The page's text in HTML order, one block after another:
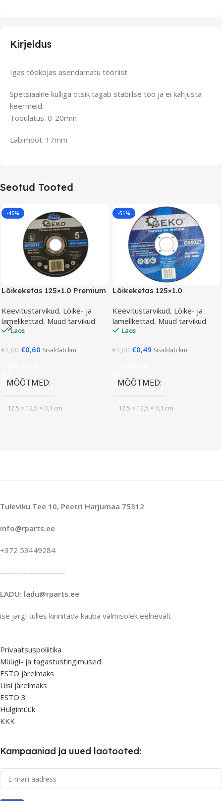
Kirjeldus
Igas töökojas asendamatu tööriist
Spetsiaalne kulliga otsik tagab stabiilse töö ja ei kahjusta
keermeid.
Tööulatus: 0-20mm
Läbimõõt: 17mm
Seotud Tooted
-40%
Lõikeketas 125×1.0 Premium
Keevitustarvikud, Lõike- ja
lamellkettad, Muud tarvikud
Laos
€1,00 €0,60 Sisaldab km
MÕÕTMED
12,5 × 12,5 × 0,1 cm
-51%
Lõikeketas 125×1.0
Keevitustarvikud, Lõike- ja
lamellkettad, Muud tarvikud
Laos
€1,00 €0,49 Sisaldab km
MÕÕTMED
12,5 × 12,5 × 0,1 cm
Tuleviku Tee 10, Peetri Harjumaa 75312
info@rparts.ee
+372 53449284
----------------------
LADU: ladu@rparts.ee
ise järgi tulles kinnitada kauba valmisolek eelnevalt
Privaatsuspoliitika
Müügi- ja tagastustingimused
ESTO järelmaks
Liisi järelmaks
ESTO 3
Hulgimüük
KKK
Kampaaniad ja uued laotooted: